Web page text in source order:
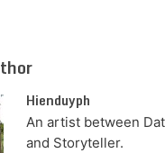
Hienduyph
An artist between
and Storyteller.